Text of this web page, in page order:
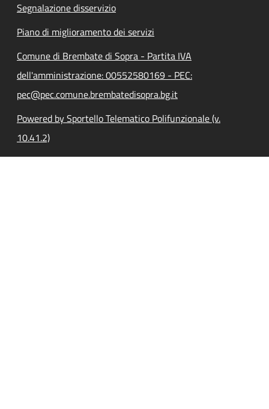
Segnalazione disservizio
Piano di miglioramento dei servizi
Comune di Brembate di Sopra - Partita IVA
dell'amministrazione: 00552580169 - PEC:
pec@pec.comune.brembatedisopra.bg.it
Powered by Sportello Telematico Polifunzionale (v.
10.41.2)